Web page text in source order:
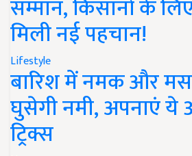
सम्मान, किसानों के
मिली नई पहचान!
Lifestyle
बारिश में नमक और
घुसेगी नमी, अपनाएं ये
ट्रिक्स